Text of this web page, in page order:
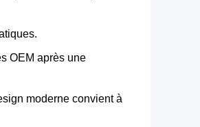
OEM après une
moderne convient à